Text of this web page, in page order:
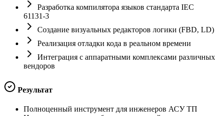
Разработка компилятора языков стандарта IEC
61131-3
Создание визуальных редакторов логики (FBD, LD)
Реализация отладки кода в реальном времени
Интеграция с аппаратными комплексами различных
вендоров
Результат
Полноценный инструмент для инженеров АСУ ТП